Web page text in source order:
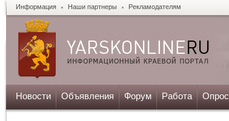
Информация Наши партнеры Рекламодателям
Новости Объявления Форум Работа